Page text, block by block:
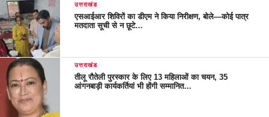
उत्तराखंड
एसआईआर शिविरों का डीएम ने किया निरीक्षण, बोले—कोई पात्र
मतदाता सूची से न छूटे…
उत्तराखंड
तीलू रौतेली पुरस्कार के लिए 13 महिलाओं का चयन, 35
आंगनबाड़ी कार्यकर्तियां भी होंगी सम्मानित…